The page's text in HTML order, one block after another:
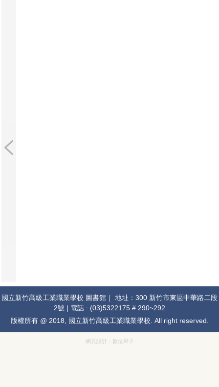
國立新竹高級工業職業學校 圖書館｜ 地址：300 新竹市東區中華路二段
2號 | 電話 : (03)5322175 # 290~292
版權所有 @ 2018, 國立新竹高級工業職業學校. All right reserved.
網頁設計： 數位果子